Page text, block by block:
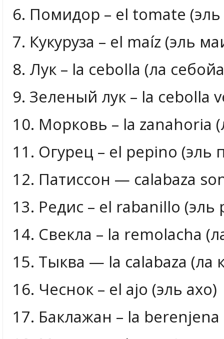
6. Помидор – el tomate (эль
7. Кукуруза – el maíz (эль
8. Лук – la cebolla (ла
9. Зеленый лук – la cebolla
10. Морковь – la zanahoria
11. Огурец – el pepino (эль
12. Патиссон — calabaza
13. Редис – el rabanillo (эль
14. Свекла – la remolacha
15. Тыква — la calabaza (ла
16. Чеснок – el ajo (эль ахо)
17. Баклажан – la berenjena